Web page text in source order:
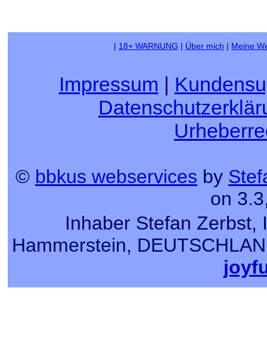
| 18+ WARNUNG | Über mich | Meine
Impressum
© bbkus webservices by
on
Inhaber Stefan Zerbst,
Hammerstein,